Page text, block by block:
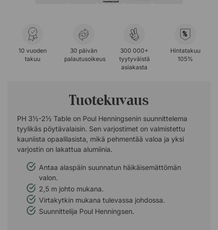
10 vuoden
takuu
30 päivän
palautusoikeus
300 000+
tyytyväistä
asiakasta
%
Hintatakuu
105%
Tuotekuvaus
PH 3½-2½ Table on Poul Henningsenin suunnittelema
tyylikäs pöytävalaisin. Sen varjostimet on valmistettu
kauniista opaalilasista, mikä pehmentää valoa ja yksi
varjostin on lakattua alumiinia.
Antaa alaspäin suunnatun häikäisemättömän
valon.
2,5 m johto mukana.
Virtakytkin mukana tulevassa johdossa.
Suunnittelija Poul Henningsen.